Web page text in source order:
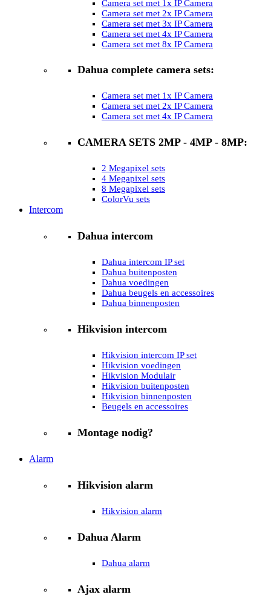
Camera set met 1x IP Camera
Camera set met 2x IP Camera
Camera set met 3x IP Camera
Camera set met 4x IP Camera
Camera set met 8x IP Camera
Dahua complete camera sets:
Camera set met 1x IP Camera
Camera set met 2x IP Camera
Camera set met 4x IP Camera
CAMERA SETS 2MP - 4MP - 8MP:
2 Megapixel sets
4 Megapixel sets
8 Megapixel sets
ColorVu sets
Intercom
Dahua intercom
Dahua intercom IP set
Dahua buitenposten
Dahua voedingen
Dahua beugels en accessoires
Dahua binnenposten
Hikvision intercom
Hikvision intercom IP set
Hikvision voedingen
Hikvision Modulair
Hikvision buitenposten
Hikvision binnenposten
Beugels en accessoires
Montage nodig?
Alarm
Hikvision alarm
Hikvision alarm
Dahua Alarm
Dahua alarm
Ajax alarm